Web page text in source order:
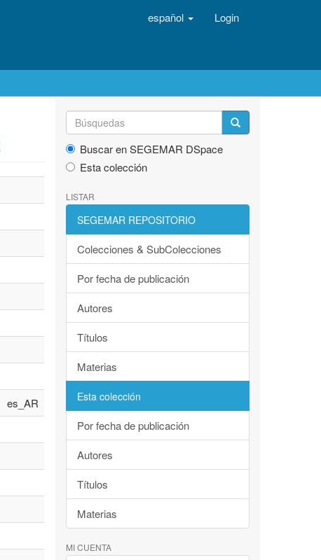
español Login
es_AR
Buscar en SEGEMAR DSpace
Esta colección
LISTAR
SEGEMAR REPOSITORIO
Colecciones & SubColecciones
Por fecha de publicación
Autores
Títulos
Materias
Esta colección
Por fecha de publicación
Autores
Títulos
Materias
MI CUENTA